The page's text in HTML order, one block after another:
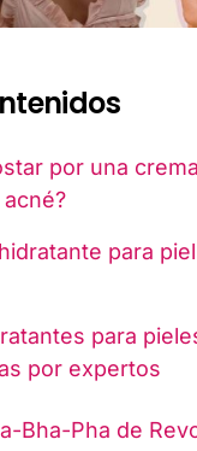
por una
para
para
por expertos
Bha-Pha de